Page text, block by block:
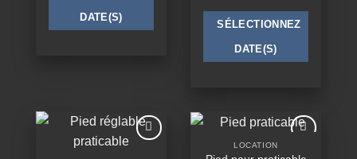
DATE(S)
SÉLECTIONNEZ
DATE(S)
LOCATION